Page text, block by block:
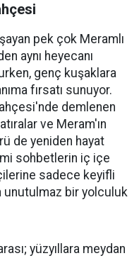
pek çok Meramlı
aynı heyecanı
genç kuşaklara
fırsatı sunuyor.
demlenen
ve Meram'ın
de yeniden hayat
sohbetlerin iç içe
sadece keyifli
unutulmaz bir yolculuk
yüzyıllara meydan